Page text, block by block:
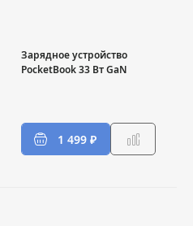
Зарядное устройство
PocketBook 33 Вт GaN
1 499 ₽